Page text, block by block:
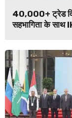
40,000+ ट्रेड
सहभागिता के साथ